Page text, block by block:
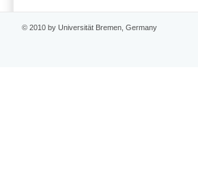
© 2010 by Universität Bremen, Germany